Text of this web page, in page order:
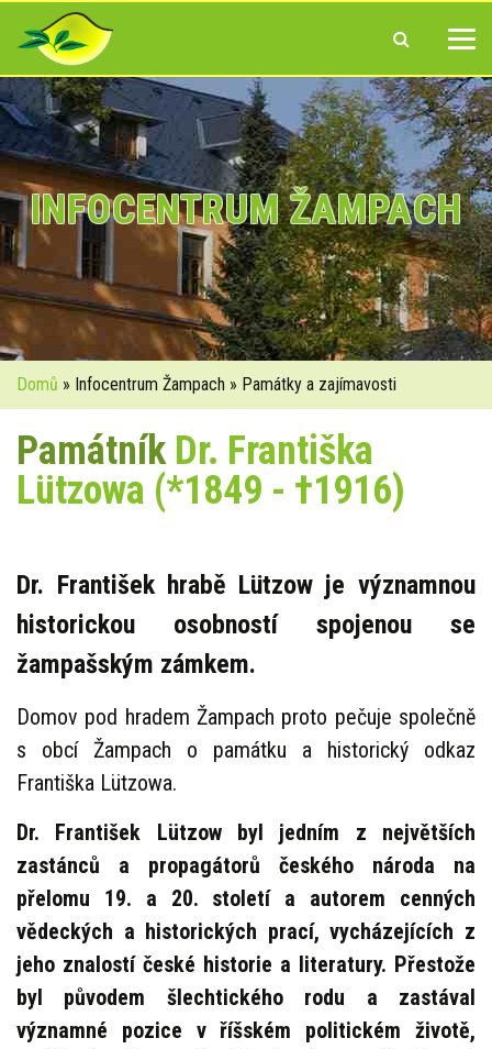
INFOCENTRUM ŽAMPACH
Domů » Infocentrum Žampach » Památky a zajímavosti
PamátníkDr. Františka
Lützowa (*1849 - †1916)
Dr. František hrabě Lützow je významnou
historickou osobností spojenou se
žampašským zámkem.
Domov pod hradem Žampach proto pečuje společně
s obcí Žampach o památku a historický odkaz
Františka Lützowa.
Dr. František Lützow byl jedním z největších
zastánců a propagátorů českého národa na
přelomu 19. a 20. století a autorem cenných
vědeckých a historických prací, vycházejících z
jeho znalostí české historie a literatury. Přestože
byl původem šlechtického rodu a zastával
významné pozice v říšském politickém životě,